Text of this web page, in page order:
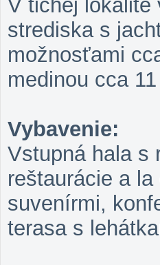
V tichej lokalite
strediska s
možnosťami
medinou cca
Vybavenie:
Vstupná hala s
reštaurácie a
suvenírmi,
terasa s